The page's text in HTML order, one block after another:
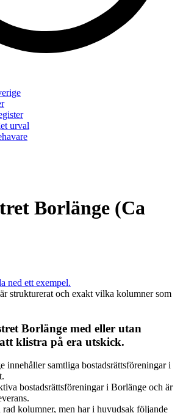
urval
Borlänge (Ca
ned ett exempel.
strukturerat och exakt vilka kolumner som
Borlänge med eller utan
klistra på era utskick.
innehåller samtliga bostadsrättsföreningar i
bostadsrättsföreningar i Borlänge och är
rad kolumner, men har i huvudsak följande